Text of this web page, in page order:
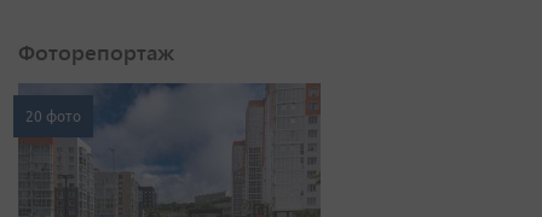
Фоторепортаж
20 фото